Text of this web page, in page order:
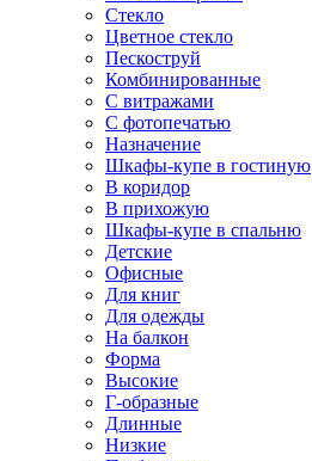
Стекло
Цветное стекло
Пескоструй
Комбинированные
С витражами
С фотопечатью
Назначение
Шкафы-купе в гостиную
В коридор
В прихожую
Шкафы-купе в спальню
Детские
Офисные
Для книг
Для одежды
На балкон
Форма
Высокие
Г-образные
Длинные
Низкие